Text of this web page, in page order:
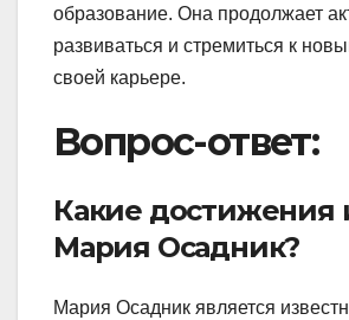
образование. Она продолжает
развиваться и стремиться к
своей карьере.
Вопрос-ответ:
Какие достижения
Мария Осадник?
Мария Осадник является